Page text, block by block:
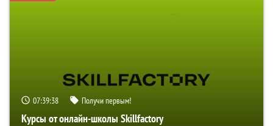
07:39:37 Получи первым!
Курсы от онлайн-школы Skillfactory